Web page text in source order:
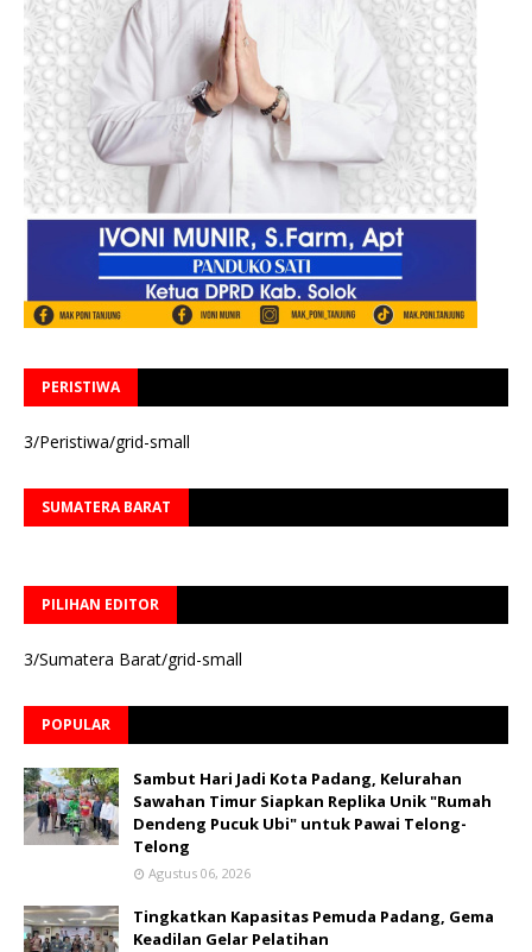
PERISTIWA
3/Peristiwa/grid-small
SUMATERA BARAT
PILIHAN EDITOR
3/Sumatera Barat/grid-small
POPULAR
Sambut Hari Jadi Kota Padang, Kelurahan
Sawahan Timur Siapkan Replika Unik "Rumah
Dendeng Pucuk Ubi" untuk Pawai Telong-
Telong
Agustus 06, 2026
Tingkatkan Kapasitas Pemuda Padang, Gema
Keadilan Gelar Pelatihan